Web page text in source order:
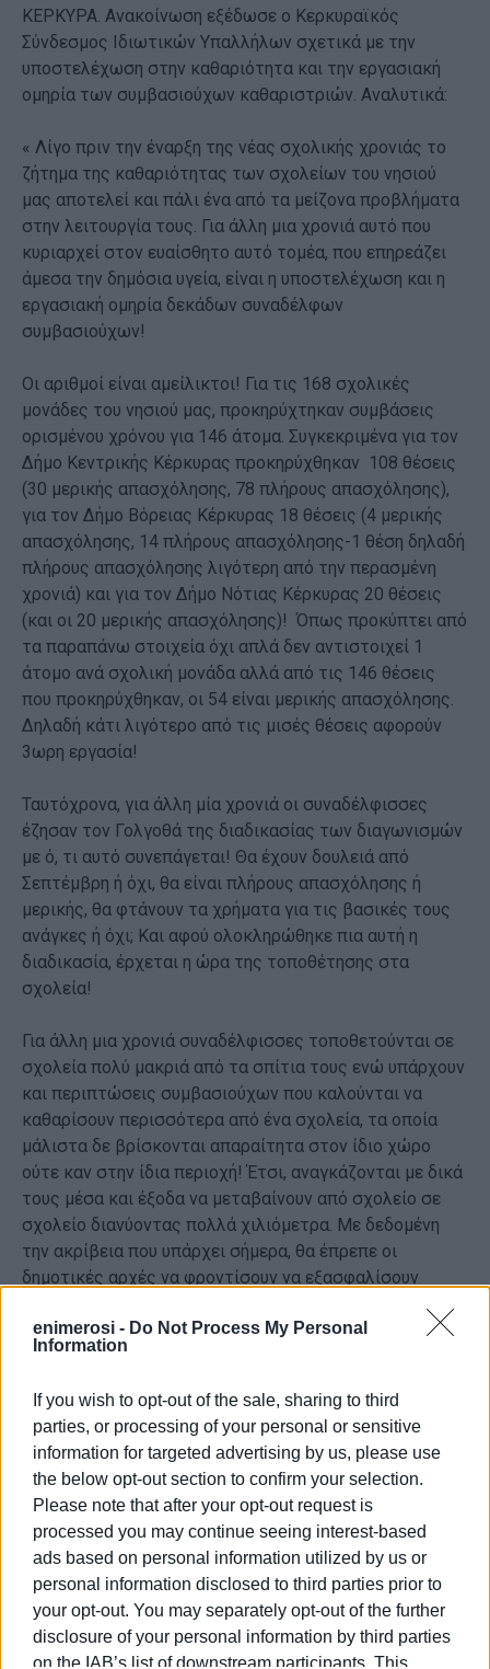
enimerosi - Do Not Process My Personal
Information
If you wish to opt-out of the sale, sharing to third
parties, or processing of your personal or sensitive
information for targeted advertising by us, please use
the below opt-out section to confirm your selection.
Please note that after your opt-out request is
processed you may continue seeing interest-based
ads based on personal information utilized by us or
personal information disclosed to third parties prior to
your opt-out. You may separately opt-out of the further
disclosure of your personal information by third parties
on the IAB’s list of downstream participants. This
ΚΕΡΚΥΡΑ. Ανακοίνωση εξέδωσε ο Κερκυραϊκός
Σύνδεσμος Ιδιωτικών Υπαλλήλων σχετικά με την
υποστελέχωση στην καθαριότητα και την εργασιακή
ομηρία των συμβασιούχων καθαριστριών. Αναλυτικά:
« Λίγο πριν την έναρξη της νέας σχολικής χρονιάς το
ζήτημα της καθαριότητας των σχολείων του νησιού
μας αποτελεί και πάλι ένα από τα μείζονα προβλήματα
στην λειτουργία τους. Για άλλη μια χρονιά αυτό που
κυριαρχεί στον ευαίσθητο αυτό τομέα, που επηρεάζει
άμεσα την δημόσια υγεία, είναι η υποστελέχωση και η
εργασιακή ομηρία δεκάδων συναδέλφων
συμβασιούχων!
Οι αριθμοί είναι αμείλικτοι! Για τις 168 σχολικές
μονάδες του νησιού μας, προκηρύχτηκαν συμβάσεις
ορισμένου χρόνου για 146 άτομα. Συγκεκριμένα για τον
Δήμο Κεντρικής Κέρκυρας προκηρύχθηκαν 108 θέσεις
(30 μερικής απασχόλησης, 78 πλήρους απασχόλησης),
για τον Δήμο Βόρειας Κέρκυρας 18 θέσεις (4 μερικής
απασχόλησης, 14 πλήρους απασχόλησης-1 θέση δηλαδή
πλήρους απασχόλησης λιγότερη από την περασμένη
χρονιά) και για τον Δήμο Νότιας Κέρκυρας 20 θέσεις
(και οι 20 μερικής απασχόλησης)! Όπως προκύπτει από
τα παραπάνω στοιχεία όχι απλά δεν αντιστοιχεί 1
άτομο ανά σχολική μονάδα αλλά από τις 146 θέσεις
που προκηρύχθηκαν, οι 54 είναι μερικής απασχόλησης.
Δηλαδή κάτι λιγότερο από τις μισές θέσεις αφορούν
3ωρη εργασία!
Ταυτόχρονα, για άλλη μία χρονιά οι συναδέλφισσες
έζησαν τον Γολγοθά της διαδικασίας των διαγωνισμών
με ό, τι αυτό συνεπάγεται! Θα έχουν δουλειά από
Σεπτέμβρη ή όχι, θα είναι πλήρους απασχόλησης ή
μερικής, θα φτάνουν τα χρήματα για τις βασικές τους
ανάγκες ή όχι; Και αφού ολοκληρώθηκε πια αυτή η
διαδικασία, έρχεται η ώρα της τοποθέτησης στα
σχολεία!
Για άλλη μια χρονιά συναδέλφισσες τοποθετούνται σε
σχολεία πολύ μακριά από τα σπίτια τους ενώ υπάρχουν
και περιπτώσεις συμβασιούχων που καλούνται να
καθαρίσουν περισσότερα από ένα σχολεία, τα οποία
μάλιστα δε βρίσκονται απαραίτητα στον ίδιο χώρο
ούτε καν στην ίδια περιοχή! Έτσι, αναγκάζονται με δικά
τους μέσα και έξοδα να μεταβαίνουν από σχολείο σε
σχολείο διανύοντας πολλά χιλιόμετρα. Με δεδομένη
την ακρίβεια που υπάρχει σήμερα, θα έπρεπε οι
δημοτικές αρχές να φροντίσουν να εξασφαλίσουν
στους χώρους εργασίας τους ή να καλύπτουν τα έξοδα
μετακίνησης!
Όμως όχι μόνο αυτό δεν συμβαίνει αλλά όλοι οι Δήμοι
του νησιού μας χρωστάνε επιδόματα στους
συμβασιούχους από προηγούμενες χρονιές!
Συγκεκριμένα ο Δήμος Κεντρικής Κέρκυρας χρωστάει
στους συμβασιούχους στην καθαριότητα των σχολείων
το επίδομα γάλακτος του έτους 2021-2022, ο Δήμος
Βόρειας Κέρκυρας χρωστάει ΜΑΠ και επίδομα
γάλακτος των ετών 2020-2021 και 2021-2022, καθώς
και την περίοδο της «μαύρης εργασίας» του Σεπτέμβρη
του 2021 και ο Δήμος Νότιας Κέρκυρας χρωστάει το